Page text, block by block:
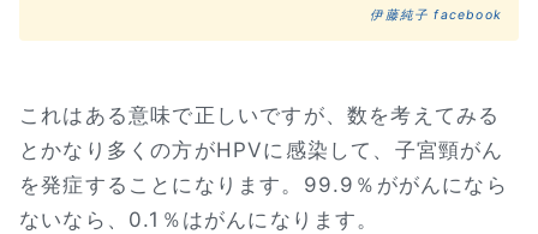
伊藤純子 facebook
これはある意味で正しいですが、数を考えてみる
とかなり多くの方がHPVに感染して、子宮頸がん
を発症することになります。99.9％ががんになら
ないなら、0.1％はがんになります。